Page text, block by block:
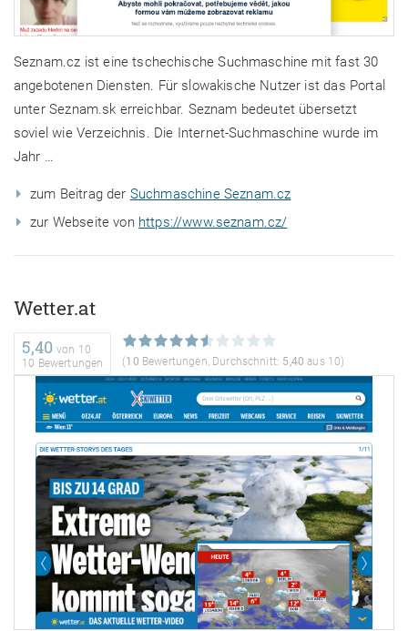
Seznam.cz ist eine tschechische Suchmaschine mit fast 30
angebotenen Diensten. Für slowakische Nutzer ist das Portal
unter Seznam.sk erreichbar. Seznam bedeutet übersetzt
soviel wie Verzeichnis. Die Internet-Suchmaschine wurde im
Jahr …
zum Beitrag der Suchmaschine Seznam.cz
zur Webseite von https://www.seznam.cz/
Wetter.at
5,40 von 10
10 Bewertungen
(10 Bewertungen, Durchschnitt: 5,40 aus 10)